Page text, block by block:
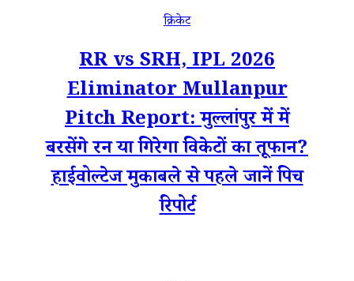
क्रिकेट
RR vs SRH, IPL 2026
Eliminator Mullanpur
Pitch Report: मुल्लांपुर में में
बरसेंगे रन या गिरेगा विकेटों का तूफान?
हाईवोल्टेज मुकाबले से पहले जानें पिच
रिपोर्ट